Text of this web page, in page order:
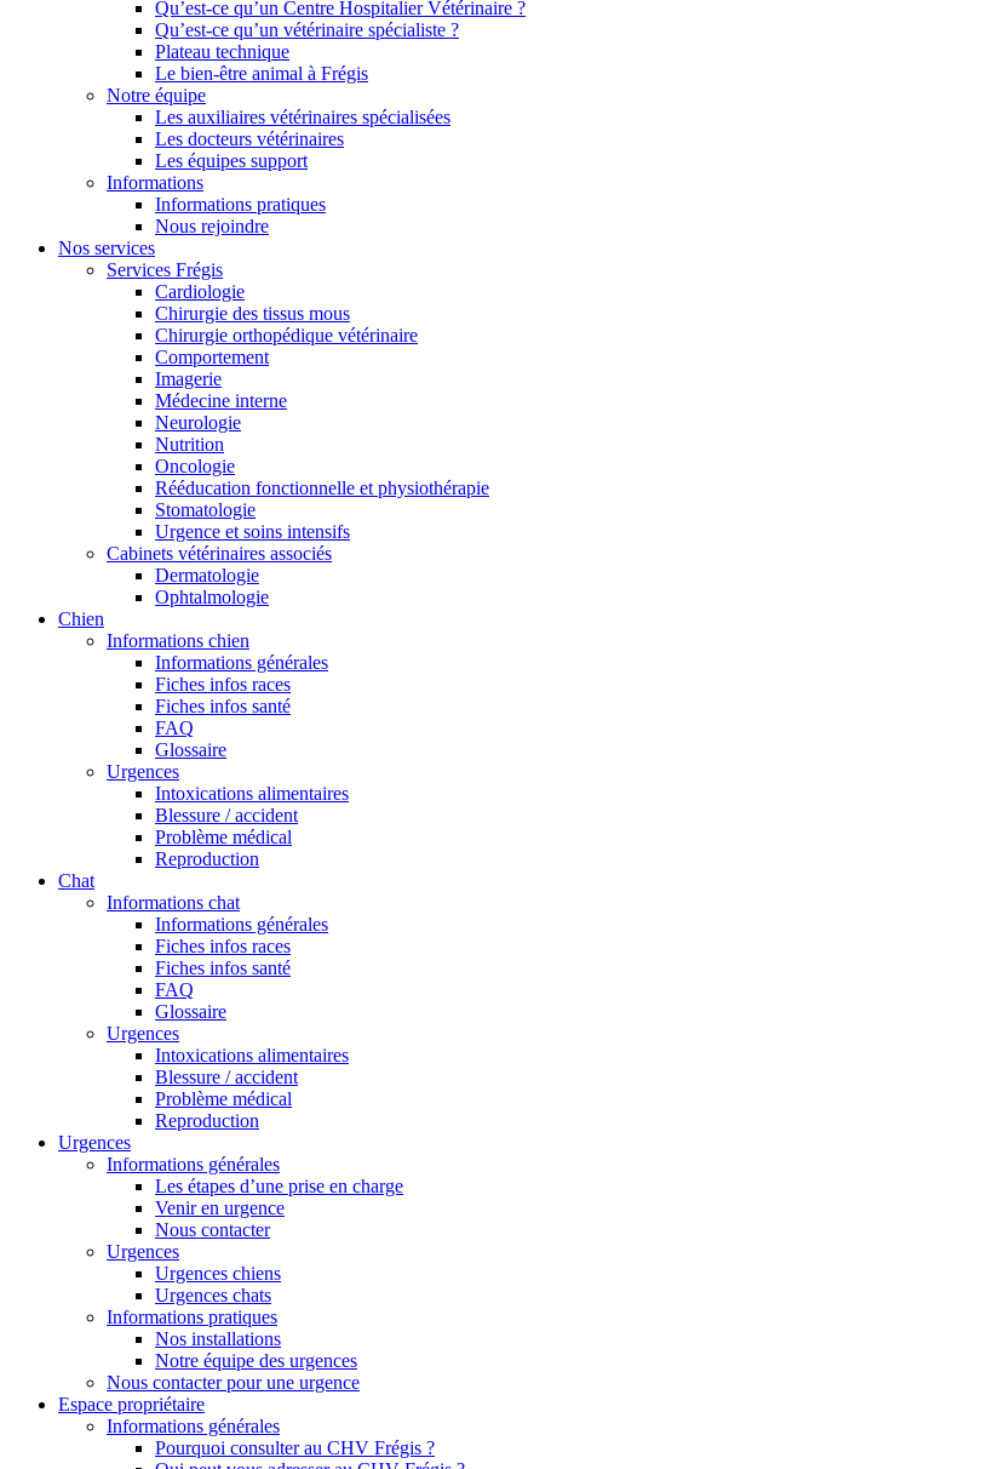
Qu’est-ce qu’un Centre Hospitalier Vétérinaire ?
Qu’est-ce qu’un vétérinaire spécialiste ?
Plateau technique
Le bien-être animal à Frégis
Notre équipe
Les auxiliaires vétérinaires spécialisées
Les docteurs vétérinaires
Les équipes support
Informations
Informations pratiques
Nous rejoindre
Nos services
Services Frégis
Cardiologie
Chirurgie des tissus mous
Chirurgie orthopédique vétérinaire
Comportement
Imagerie
Médecine interne
Neurologie
Nutrition
Oncologie
Rééducation fonctionnelle et physiothérapie
Stomatologie
Urgence et soins intensifs
Cabinets vétérinaires associés
Dermatologie
Ophtalmologie
Chien
Informations chien
Informations générales
Fiches infos races
Fiches infos santé
FAQ
Glossaire
Urgences
Intoxications alimentaires
Blessure / accident
Problème médical
Reproduction
Chat
Informations chat
Informations générales
Fiches infos races
Fiches infos santé
FAQ
Glossaire
Urgences
Intoxications alimentaires
Blessure / accident
Problème médical
Reproduction
Urgences
Informations générales
Les étapes d’une prise en charge
Venir en urgence
Nous contacter
Urgences
Urgences chiens
Urgences chats
Informations pratiques
Nos installations
Notre équipe des urgences
Nous contacter pour une urgence
Espace propriétaire
Informations générales
Pourquoi consulter au CHV Frégis ?